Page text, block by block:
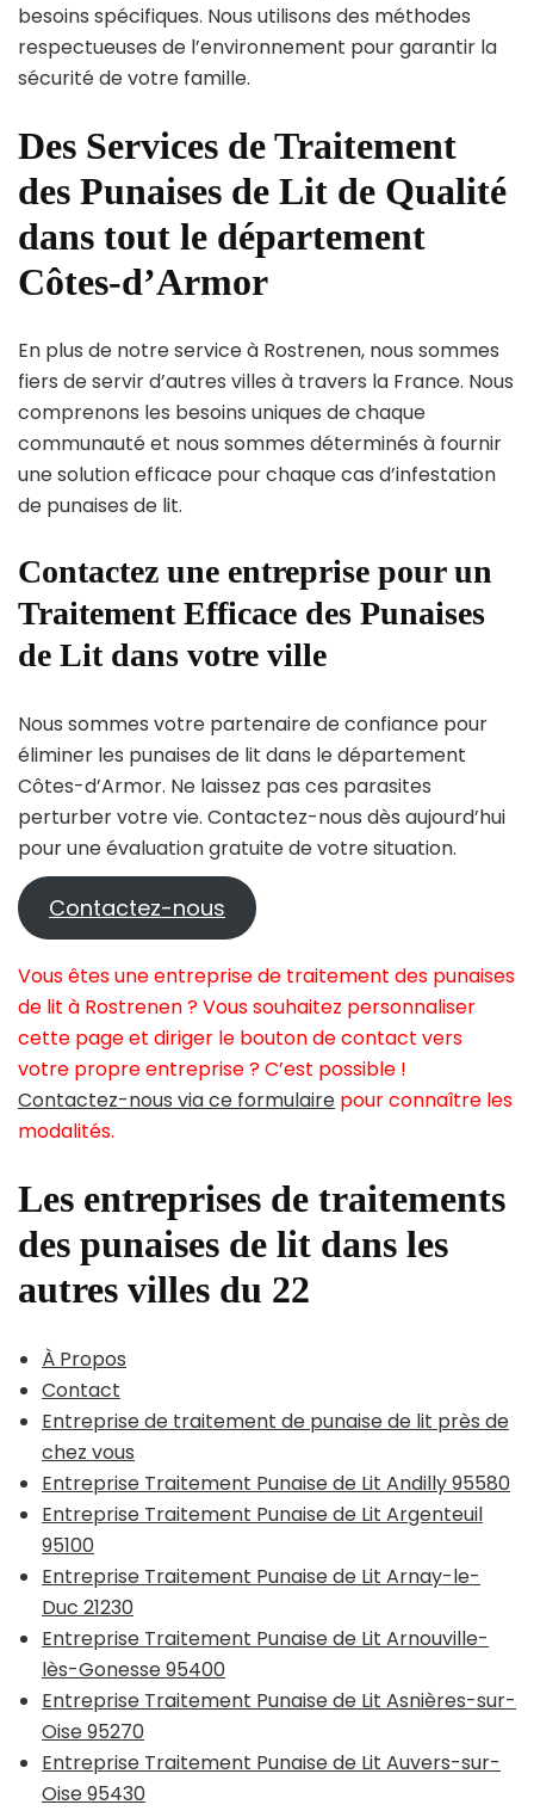
besoins spécifiques. Nous utilisons des méthodes
respectueuses de l’environnement pour garantir la
sécurité de votre famille.
Des Services de Traitement
des Punaises de Lit de Qualité
dans tout le département
Côtes-d’Armor
En plus de notre service à Rostrenen, nous sommes
fiers de servir d’autres villes à travers la France. Nous
comprenons les besoins uniques de chaque
communauté et nous sommes déterminés à fournir
une solution efficace pour chaque cas d’infestation
de punaises de lit.
Contactez une entreprise pour un
Traitement Efficace des Punaises
de Lit dans votre ville
Nous sommes votre partenaire de confiance pour
éliminer les punaises de lit dans le département
Côtes-d’Armor. Ne laissez pas ces parasites
perturber votre vie. Contactez-nous dès aujourd’hui
pour une évaluation gratuite de votre situation.
Contactez-nous
Vous êtes une entreprise de traitement des punaises
de lit à Rostrenen ? Vous souhaitez personnaliser
cette page et diriger le bouton de contact vers
votre propre entreprise ? C’est possible !
Contactez-nous via ce formulaire pour connaître les
modalités.
Les entreprises de traitements
des punaises de lit dans les
autres villes du 22
À Propos
Contact
Entreprise de traitement de punaise de lit près de
chez vous
Entreprise Traitement Punaise de Lit Andilly 95580
Entreprise Traitement Punaise de Lit Argenteuil
95100
Entreprise Traitement Punaise de Lit Arnay-le-
Duc 21230
Entreprise Traitement Punaise de Lit Arnouville-
lès-Gonesse 95400
Entreprise Traitement Punaise de Lit Asnières-sur-
Oise 95270
Entreprise Traitement Punaise de Lit Auvers-sur-
Oise 95430